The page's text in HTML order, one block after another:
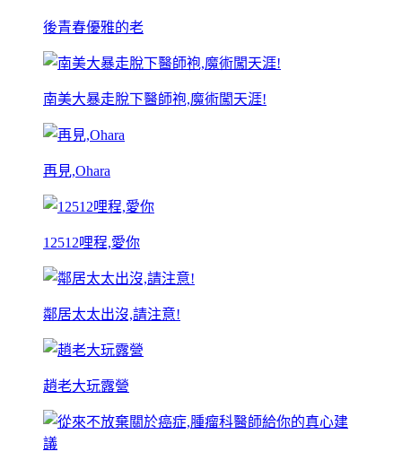
後青春優雅的老
南美大暴走脫下醫師袍,魔術闖天涯!
再見,Ohara
12512哩程,愛你
鄰居太太出沒,請注意!
趙老大玩露營